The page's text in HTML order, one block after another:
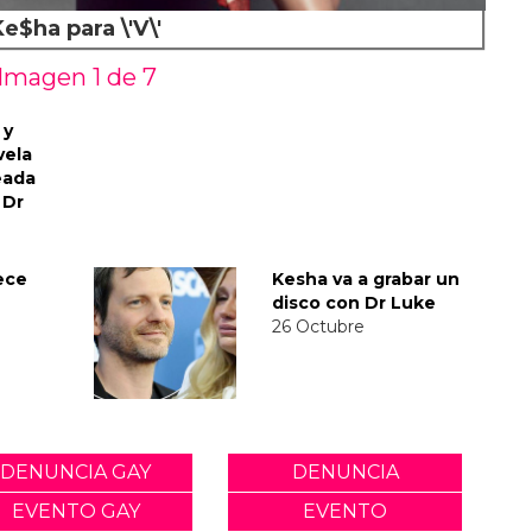
para \'V\'
1 de 7
Kesha va a grabar un
disco con Dr Luke
26 Octubre
DENUNCIA GAY
DENUNCIA
EVENTO GAY
EVENTO